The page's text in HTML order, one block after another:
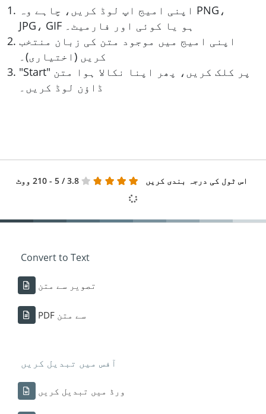
اپنی امیج اپ لوڈ کریں، چاہے وہ PNG،
JPG، GIF ہو یا کوئی اور فارمیٹ۔
اپنی امیج میں موجود متن کی زبان منتخب
کریں (اختیاری)۔
"Start" پر کلک کریں، پھر اپنا نکالا ہوا متن
ڈاؤن لوڈ کریں۔
اس ٹول کی درجہ بندی کریں 3.8 / 5 - 210 ووٹ
Convert to Text
تصویر سے متن
PDF سے متن
آفس میں تبدیل کریں
ورڈ میں تبدیل کریں